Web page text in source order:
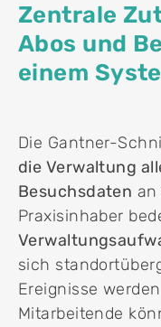
Zentrale
Abos und
einem
Die Gantner-
die Verwaltung
Besuchsdaten an
Praxisinhaber
sich
Ereignisse
Mitarbeitende